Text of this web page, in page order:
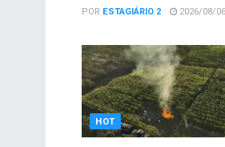
POR ESTAGIÁRIO 2 2026/08/06
HOT